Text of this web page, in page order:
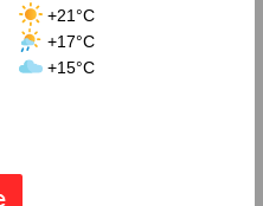
+21°C
+17°C
+15°C